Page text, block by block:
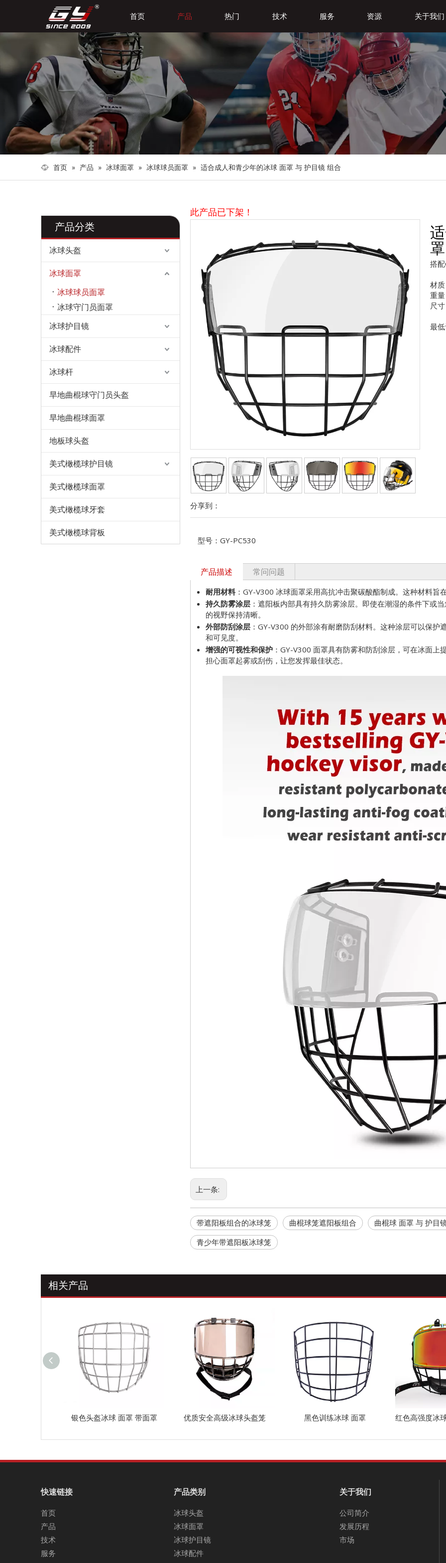
首页 产品 热门 技术 服务 资源 关于我们
首页 » 产品 » 冰球面罩 » 冰球球员面罩 » 适合成人和青少年的冰球 面罩 与 护目镜 组合
产品分类
冰球头盔
冰球面罩
冰球球员面罩
冰球守门员面罩
冰球护目镜
冰球配件
冰球杆
旱地曲棍球守门员头盔
旱地曲棍球面罩
地板球头盔
美式橄榄球护目镜
美式橄榄球面罩
美式橄榄球牙套
美式橄榄球背板
此产品已下架！
分享到：
搭
材
重
尺
最
型号： GY-PC530
产品描述 常问问题
耐用材料 ：GY-V300 冰球面罩采用高抗冲击聚碳酸酯制成。这种材料
持久防雾涂层 ：遮阳板内部具有持久防雾涂层。即使在潮湿的条件下或
的视野保持清晰。
外部防刮涂层 ：GY-V300 的外部涂有耐磨防刮材料。这种涂层可以保
和可见度。
增强的可视性和保护 ：GY-V300 面罩具有防雾和防刮涂层，可在冰面
担心面罩起雾或刮伤，让您发挥最佳状态。
上一条:
带遮阳板组合的冰球笼 曲棍球笼遮阳板组合
曲棍球 面罩 与 护目
青少年带遮阳板冰球笼
相关产品
银色头盔冰球 面罩 带面罩 优质安全高级冰球头盔笼 黑色训练冰球 面罩
快速链接
首页
产品
技术
服务
产品类别
冰球头盔
冰球面罩
冰球护目镜
冰球配件
关于我们
公司简介
发展历程
市场